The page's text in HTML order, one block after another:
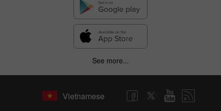
See more...
Vietnamese